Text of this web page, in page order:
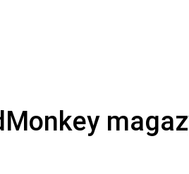
magazyn o